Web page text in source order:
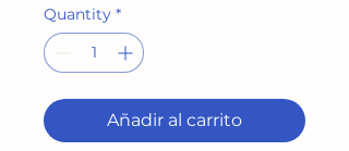
Quantity *
Añadir al carrito